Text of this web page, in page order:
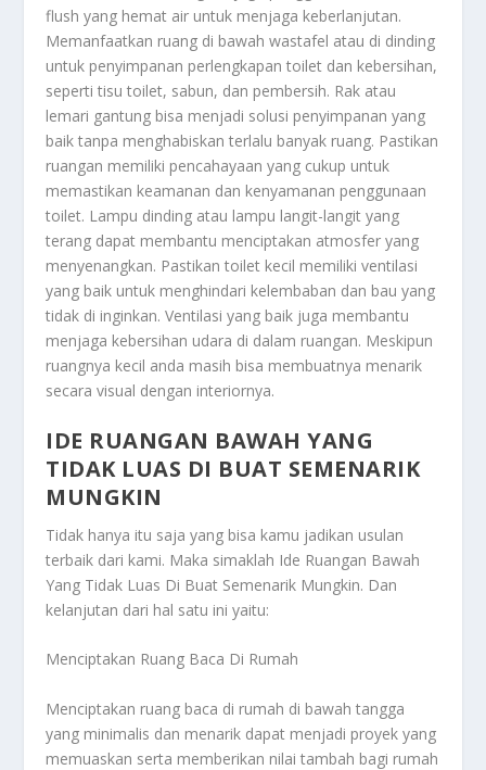
flush yang hemat air untuk menjaga keberlanjutan.
Memanfaatkan ruang di bawah wastafel atau di dinding
untuk penyimpanan perlengkapan toilet dan kebersihan,
seperti tisu toilet, sabun, dan pembersih. Rak atau
lemari gantung bisa menjadi solusi penyimpanan yang
baik tanpa menghabiskan terlalu banyak ruang. Pastikan
ruangan memiliki pencahayaan yang cukup untuk
memastikan keamanan dan kenyamanan penggunaan
toilet. Lampu dinding atau lampu langit-langit yang
terang dapat membantu menciptakan atmosfer yang
menyenangkan. Pastikan toilet kecil memiliki ventilasi
yang baik untuk menghindari kelembaban dan bau yang
tidak di inginkan. Ventilasi yang baik juga membantu
menjaga kebersihan udara di dalam ruangan. Meskipun
ruangnya kecil anda masih bisa membuatnya menarik
secara visual dengan interiornya.
IDE RUANGAN BAWAH YANG
TIDAK LUAS DI BUAT SEMENARIK
MUNGKIN
Tidak hanya itu saja yang bisa kamu jadikan usulan
terbaik dari kami. Maka simaklah Ide Ruangan Bawah
Yang Tidak Luas Di Buat Semenarik Mungkin. Dan
kelanjutan dari hal satu ini yaitu:
Menciptakan Ruang Baca Di Rumah
Menciptakan ruang baca di rumah di bawah tangga
yang minimalis dan menarik dapat menjadi proyek yang
memuaskan serta memberikan nilai tambah bagi rumah